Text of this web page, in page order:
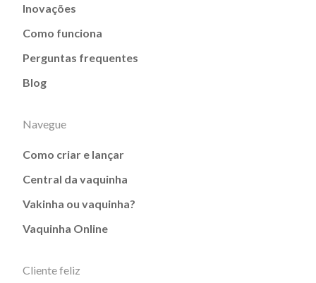
Inovações
Como funciona
Perguntas frequentes
Blog
Navegue
Como criar e lançar
Central da vaquinha
Vakinha ou vaquinha?
Vaquinha Online
Cliente feliz